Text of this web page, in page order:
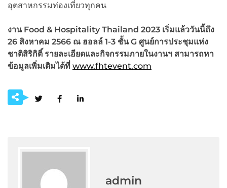
อุตสาหกรรมท่องเที่ยวทุกคน
งาน Food & Hospitality Thailand 2023 เริ่มแล้ววันนี้ถึง
26 สิงหาคม 2566 ณ ฮอลล์ 1-3 ชั้น G ศูนย์การประชุมแห่ง
ชาติสิริกิติ์ รายละเอียดและกิจกรรมภายในงานฯ สามารถหา
ข้อมูลเพิ่มเติมได้ที่ www.fhtevent.com
admin